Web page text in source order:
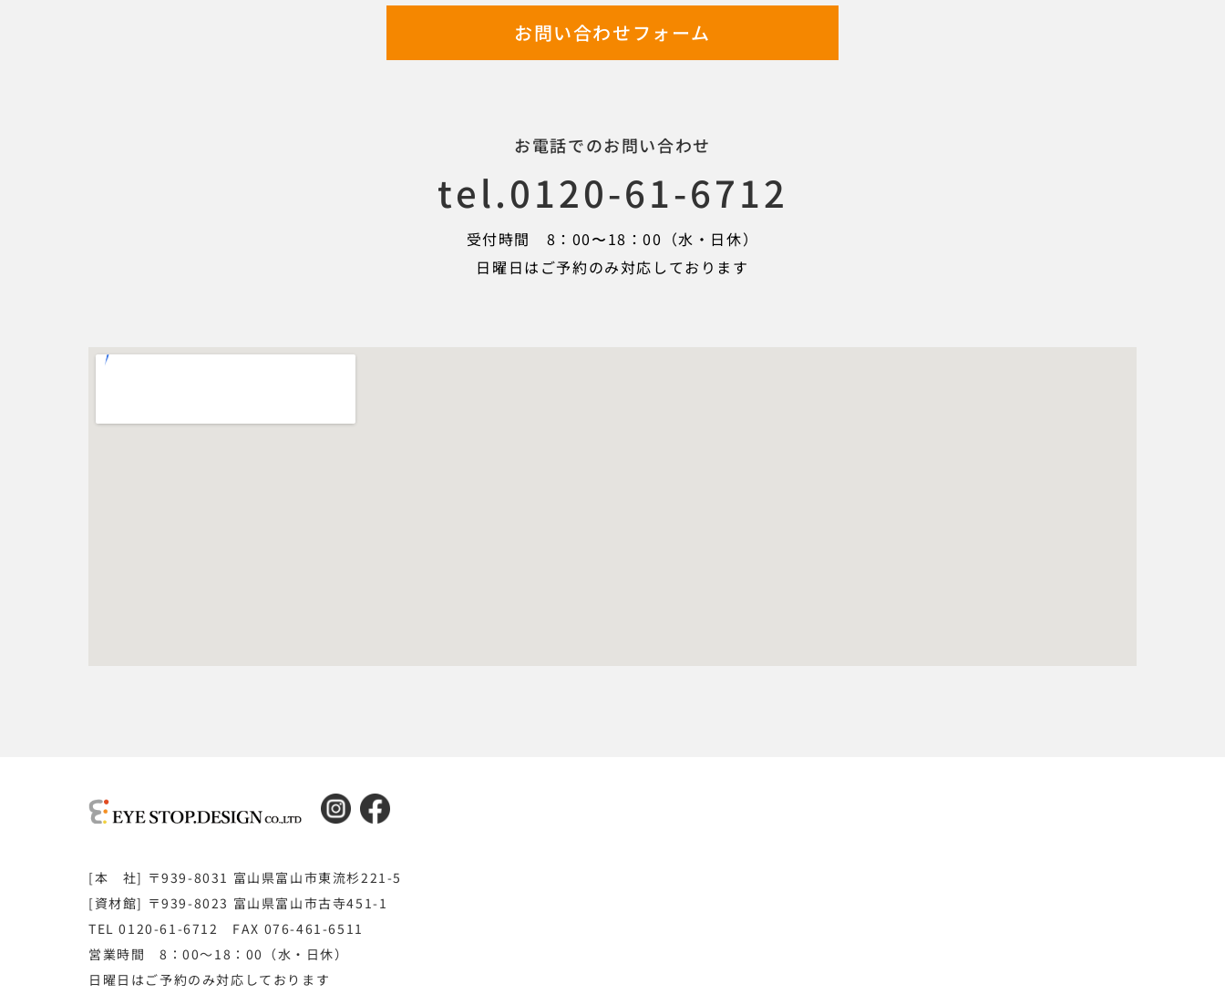
お問い合わせフォーム
お電話でのお問い合わせ
tel.0120-61-6712
受付時間 8：00〜18：00（水・日休）
日曜日はご予約のみ対応しております
[本 社] 〒939-8031 富山県富山市東流杉221-5
[資材館] 〒939-8023 富山県富山市古寺451-1
TEL 0120-61-6712 FAX 076-461-6511
営業時間 8：00～18：00（水・日休）
日曜日はご予約のみ対応しております